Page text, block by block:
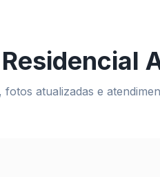
Residencial
atualizadas e